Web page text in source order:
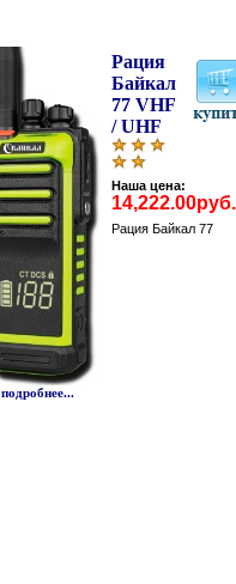
подробнее...
Рация
Байкал
77 VHF
/ UHF
Наша цена:
14,222.00руб.
Рация Байкал 77